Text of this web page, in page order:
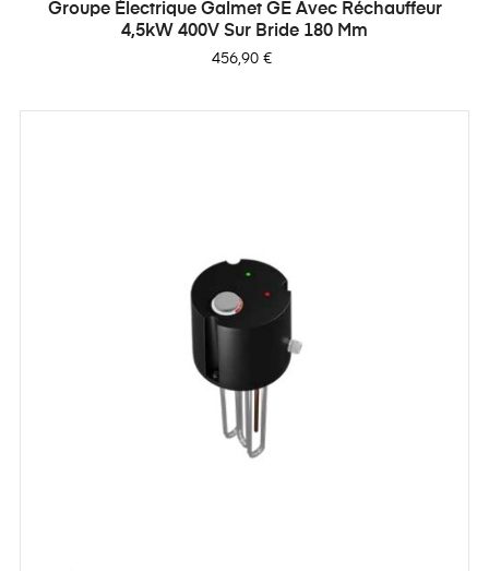
Groupe Électrique Galmet GE Avec Réchauffeur
4,5kW 400V Sur Bride 180 Mm
Prix
456,90 €